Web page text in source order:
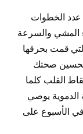
عدد الخطوات
المشي والسرعة
قمت بحرقها
صحتك
القلب كلما
الدموية يوصي
150 نقطة قلب في الأسبوع على